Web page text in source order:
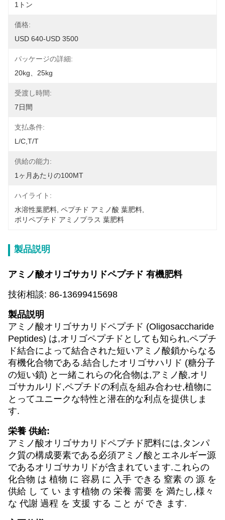
1トン
価格:
USD 640-USD 3500
パッケージの詳細:
20kg、25kg
受渡し時間:
7日間
支払条件:
L/C,T/T
供給の能力:
1ヶ月あたりの100MT
ハイライト:
水溶性葉肥料 ペプチド アミノ酸 葉肥料
ポリペプチド アミノプラス 葉肥料
製品説明
アミノ酸オリゴサカリドペプチド 有機肥料
技術相談: 86-13699415698
製品説明
アミノ酸オリゴサカリドペプチド (Oligosaccharide
Peptides) は,オリゴペプチドとしても知られ,ペプチ
ド結合によって結合された短いアミノ酸鎖からなる
有機化合物である.結合したオリゴサハリド (糖分子
の短い鎖) と一緒これらの化合物は,アミノ酸,オリ
ゴサカルリド,ペプチドの利点を組み合わせ,植物に
とってユニークな特性と潜在的な利点を提供しま
す.
栄養 供給:
アミノ酸オリゴサカリドペプチド肥料には,タンパ
ク質の構成要素である必須アミノ酸とエネルギー源
であるオリゴサカリドが含まれています.これらの
化合物 は 植物 に 容易 に 入手 できる 窒素 の 源 を
供給 し て い ます植物 の 栄養 需要 を 満たし,様々
な 代謝 過程 を 支援 する こと が でき ます.